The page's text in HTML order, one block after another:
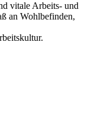
vitale Arbeits- und
an Wohlbefinden,